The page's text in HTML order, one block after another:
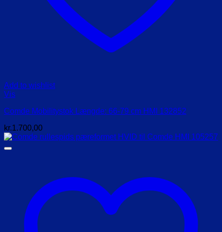
Add to wishlist
Vis
Comde Mobilitystok Længde: 66-79 cm HMI 132852
kr.1.700,00